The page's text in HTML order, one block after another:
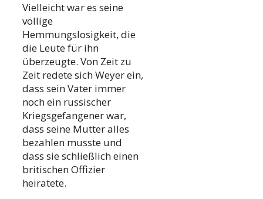
Vielleicht war es seine
völlige
Hemmungslosigkeit, die
die Leute für ihn
überzeugte. Von Zeit zu
Zeit redete sich Weyer ein,
dass sein Vater immer
noch ein russischer
Kriegsgefangener war,
dass seine Mutter alles
bezahlen musste und
dass sie schließlich einen
britischen Offizier
heiratete.